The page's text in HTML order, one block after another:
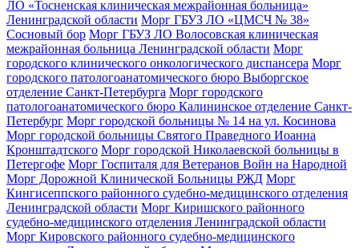
ЛО «Тосненская клиническая межрайонная больница»
Ленинградской области Морг ГБУЗ ЛО «ЦМСЧ № 38»
Сосновый бор Морг ГБУЗ ЛО Волосовская клиническая
межрайонная больница Ленинградской области Морг
городского клинического онкологического диспансера Морг
городского патологоанатомического бюро Выборгское
отделение Санкт-Петербурга Морг городского
патологоанатомического бюро Калининское отделение Санкт-
Петербург Морг городской больницы № 14 на ул. Косинова
Морг городской больницы Святого Праведного Иоанна
Кронштадтского Морг городской Николаевской больницы в
Петергофе Морг Госпиталя для Ветеранов Войн на Народной
Морг Дорожной Клинической Больницы РЖД Морг
Кингисеппского районного судебно-медицинского отделения
Ленинградской области Морг Киришского районного
судебно-медицинского отделения Ленинградской области
Морг Кировского районного судебно-медицинского